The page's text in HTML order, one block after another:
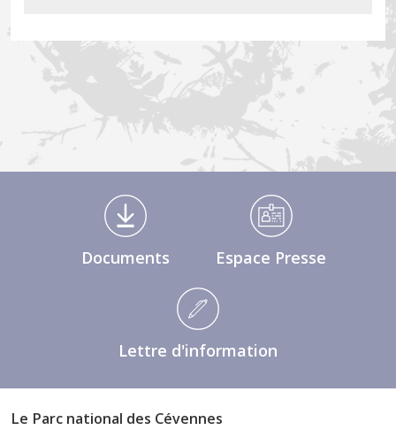
Médiathèque Footer
Documents Espace Presse
Lettre d'information
Le Parc national des Cévennes